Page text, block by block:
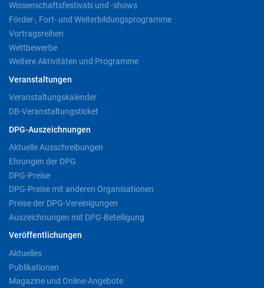
Wissenschaftsfestivals und -shows
Förder-, Fort- und Weiterbildungsprogramme
Vortragsreihen
Wettbewerbe
Weitere Aktivitäten und Programme
Veranstaltungen
Veranstaltungskalender
DB-Veranstaltungsticket
DPG-Auszeichnungen
Aktuelle Ausschreibungen
Ehrungen der DPG
DPG-Preise
DPG-Preise mit anderen Organisationen
Preise der DPG-Vereinigungen
Auszeichnungen mit DPG-Beteiligung
Veröffentlichungen
Aktuelles
Publikationen
Magazine und Online-Angebote